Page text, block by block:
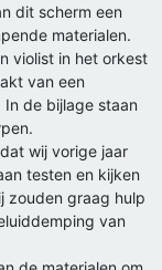
dit scherm een
materialen.
violist in het orkest
van een
de bijlage staan
wij vorige jaar
testen en kijken
zouden graag hulp
van